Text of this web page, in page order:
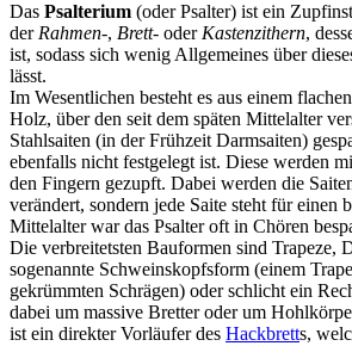
Das Psalterium (oder Psalter) ist ein
der Rahmen-, Brett- oder Kastenzithern,
ist, sodass sich wenig Allgemeines über
lässt.
Im Wesentlichen besteht es aus einem
Holz, über den seit dem späten Mittelalter
Stahlsaiten (in der Frühzeit Darmsaiten)
ebenfalls nicht festgelegt ist. Diese werden
den Fingern gezupft. Dabei werden die
verändert, sondern jede Saite steht für einen
Mittelalter war das Psalter oft in Chören
Die verbreitetsten Bauformen sind Trapeze,
sogenannte Schweinskopfsform (einem
gekrümmten Schrägen) oder schlicht ein
dabei um massive Bretter oder um
ist ein direkter Vorläufer des Hackbretts,